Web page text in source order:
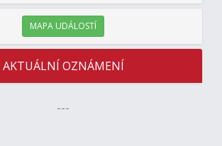
MAPA UDÁLOSTÍ
AKTUÁLNÍ OZNÁMENÍ
---